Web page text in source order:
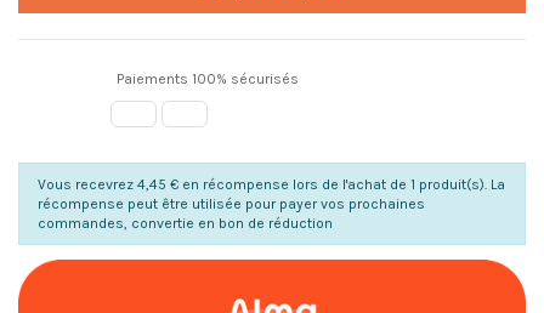
Paiements 100% sécurisés
Vous recevrez 4,45 € en récompense lors de l'achat de 1 produit(s). La
récompense peut être utilisée pour payer vos prochaines
commandes, convertie en bon de réduction